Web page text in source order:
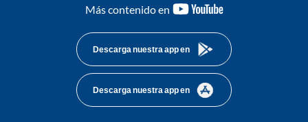
Más contenido en
youtube-
Descarga nuestra app en
Descarga nuestra app en